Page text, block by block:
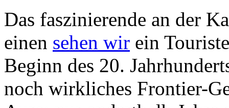
Das faszinierende an der
einen sehen wir ein
Beginn des 20.
noch wirkliches Frontier-